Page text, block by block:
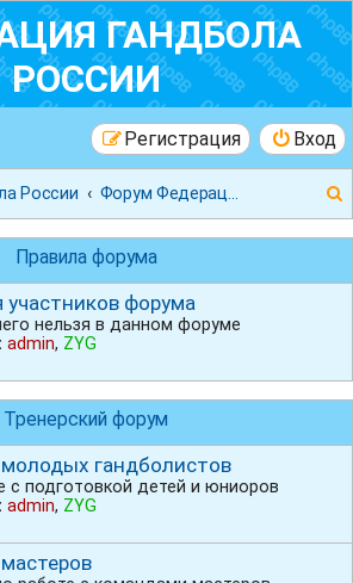
ГАНДБОЛА
РОССИИ
Вход
Регистрация
России
Правила форума
участников форума
нельзя в данном форуме
admin, ZYG
Тренерский форум
гандболистов
с подготовкой детей и юниоров
admin, ZYG